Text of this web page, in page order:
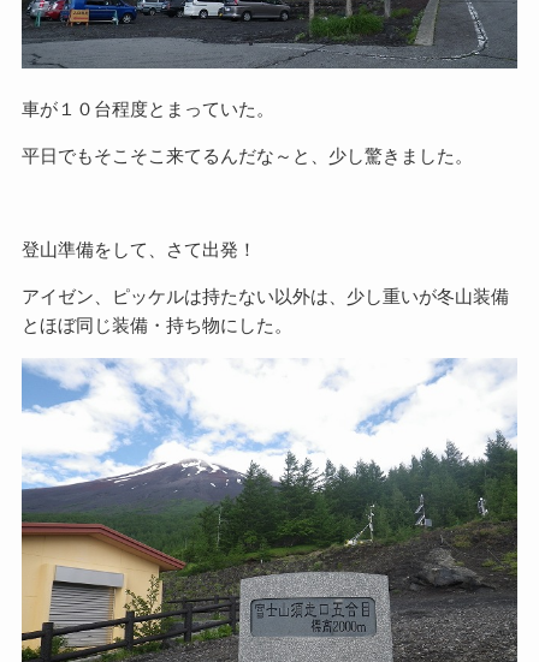
車が１０台程度とまっていた。
平日でもそこそこ来てるんだな～と、少し驚きました。
登山準備をして、さて出発！
アイゼン、ピッケルは持たない以外は、少し重いが冬山装備
とほぼ同じ装備・持ち物にした。